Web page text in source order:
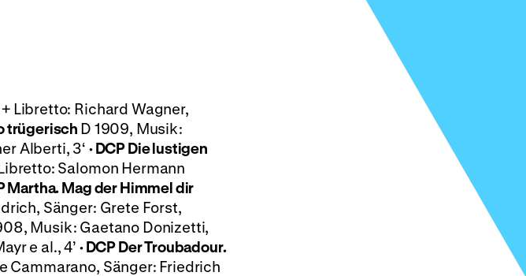
Libretto: Richard Wagner,
trügerisch D 1909, Musik:
Alberti, 3‘ ·DCP Die lustigen
Salomon Hermann
Martha. Mag der Himmel dir
Sänger: Grete Forst,
Musik: Gaetano Donizetti,
e al., 4’ ·DCP Der Troubadour.
Cammarano, Sänger: Friedrich